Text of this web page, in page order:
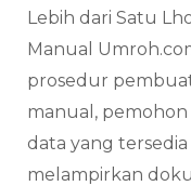
Lebih dari Satu
Manual
prosedur
manual, pemohon
data yang
melampirkan